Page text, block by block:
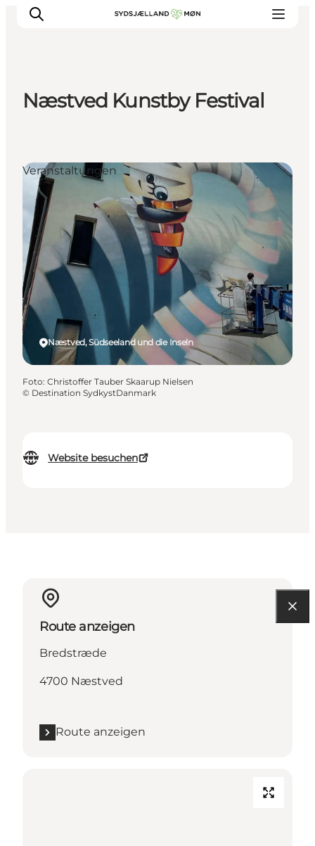
Events
Essen
Unterkunft
Reise planen
Næstved Kunstby Festival
Website besuchen
Næstved, Südseeland und die Inseln
Veranstaltungen
Foto: Christoffer Tauber Skaarup Nielsen
© Destination SydkystDanmark
Route anzeigen
Bredstræde
4700 Næstved
Route anzeigen